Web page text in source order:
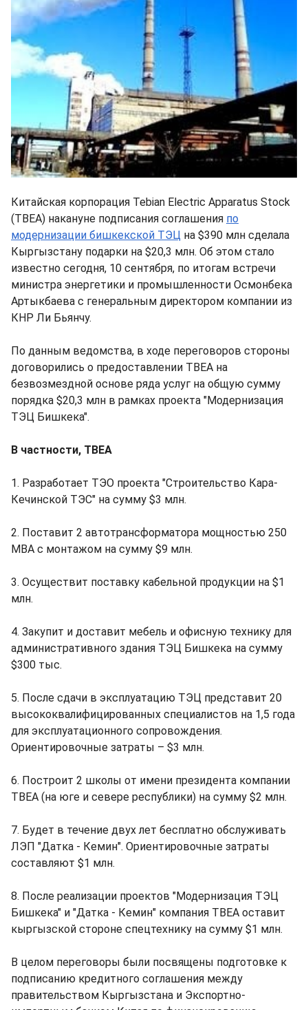
Китайская корпорация Tebian Electric Apparatus Stock
(TBEA) накануне подписания соглашения по
модернизации бишкекской ТЭЦ на $390 млн сделала
Кыргызстану подарки на $20,3 млн. Об этом стало
известно сегодня, 10 сентября, по итогам встречи
министра энергетики и промышленности Осмонбека
Артыкбаева с генеральным директором компании из
КНР Ли Бьянчу.
По данным ведомства, в ходе переговоров стороны
договорились о предоставлении TBEA на
безвозмездной основе ряда услуг на общую сумму
порядка $20,3 млн в рамках проекта "Модернизация
ТЭЦ Бишкека".
В частности, TBEA
1. Разработает ТЭО проекта "Строительство Кара-
Кечинской ТЭС" на сумму $3 млн.
2. Поставит 2 автотрансформатора мощностью 250
МВА с монтажом на сумму $9 млн.
3. Осуществит поставку кабельной продукции на $1
млн.
4. Закупит и доставит мебель и офисную технику для
административного здания ТЭЦ Бишкека на сумму
$300 тыс.
5. После сдачи в эксплуатацию ТЭЦ представит 20
высококвалифицированных специалистов на 1,5 года
для эксплуатационного сопровождения.
Ориентировочные затраты – $3 млн.
6. Построит 2 школы от имени президента компании
TBEA (на юге и севере республики) на сумму $2 млн.
7. Будет в течение двух лет бесплатно обслуживать
ЛЭП "Датка - Кемин". Ориентировочные затраты
составляют $1 млн.
8. После реализации проектов "Модернизация ТЭЦ
Бишкека" и "Датка - Кемин" компания TBEA оставит
кыргызской стороне спецтехнику на сумму $1 млн.
В целом переговоры были посвящены подготовке к
подписанию кредитного соглашения между
правительством Кыргызстана и Экспортно-